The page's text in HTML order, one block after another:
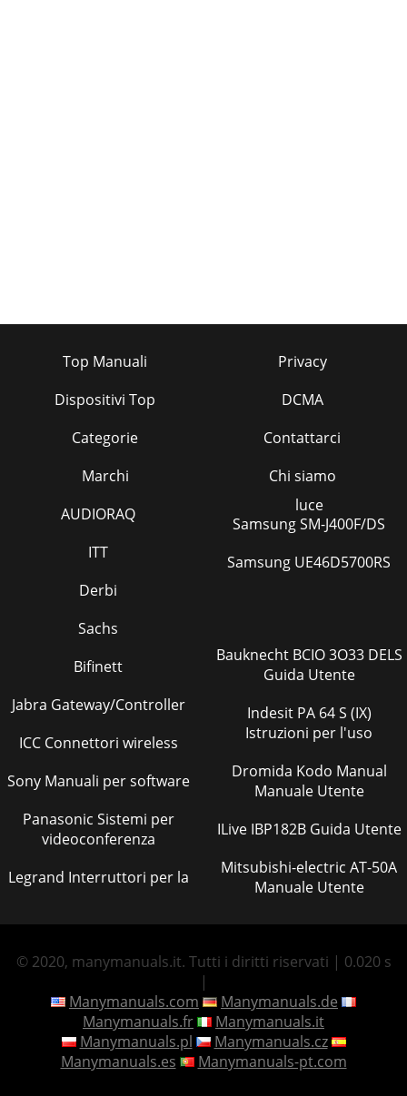
Top Manuali
Dispositivi Top
Categorie
Marchi
Privacy
DCMA
Contattarci
Chi siamo
AUDIORAQ
ITT
Derbi
Sachs
Bifinett
Jabra Gateway/Controller
ICC Connettori wireless
Sony Manuali per software
Panasonic Sistemi per
videoconferenza
Legrand Interruttori per la
luce
Samsung SM-J400F/DS
Samsung UE46D5700RS
Bauknecht BCIO 3O33 DELS
Guida Utente
Indesit PA 64 S (IX)
Istruzioni per l'uso
Dromida Kodo Manual
Manuale Utente
ILive IBP182B Guida Utente
Mitsubishi-electric AT-50A
Manuale Utente
© 2020, manymanuals.it. Tutti i diritti riservati | 0.020 s
|
Manymanuals.com
Manymanuals.de
Manymanuals.fr
Manymanuals.it
Manymanuals.pl
Manymanuals.cz
Manymanuals.es
Manymanuals-pt.com